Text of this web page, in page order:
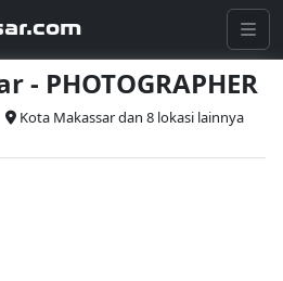
- PHOTOGRAPHER
Kota Makassar dan 8 lokasi lainnya